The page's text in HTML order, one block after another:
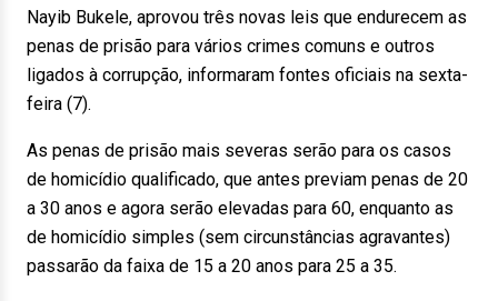
Nayib Bukele, aprovou três novas leis que endurecem as
penas de prisão para vários crimes comuns e outros
ligados à corrupção, informaram fontes oficiais na sexta-
feira (7).
As penas de prisão mais severas serão para os casos
de homicídio qualificado, que antes previam penas de 20
a 30 anos e agora serão elevadas para 60, enquanto as
de homicídio simples (sem circunstâncias agravantes)
passarão da faixa de 15 a 20 anos para 25 a 35.